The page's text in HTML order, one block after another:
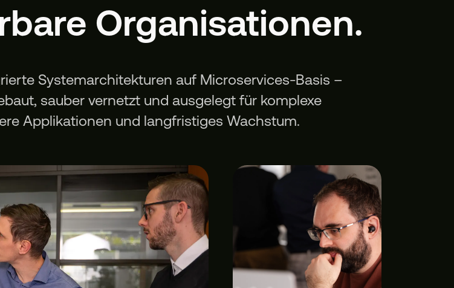
Organisationen.
Systemarchitekturen auf Microservices-Basis –
sauber vernetzt und ausgelegt für komplexe
Applikationen und langfristiges Wachstum.